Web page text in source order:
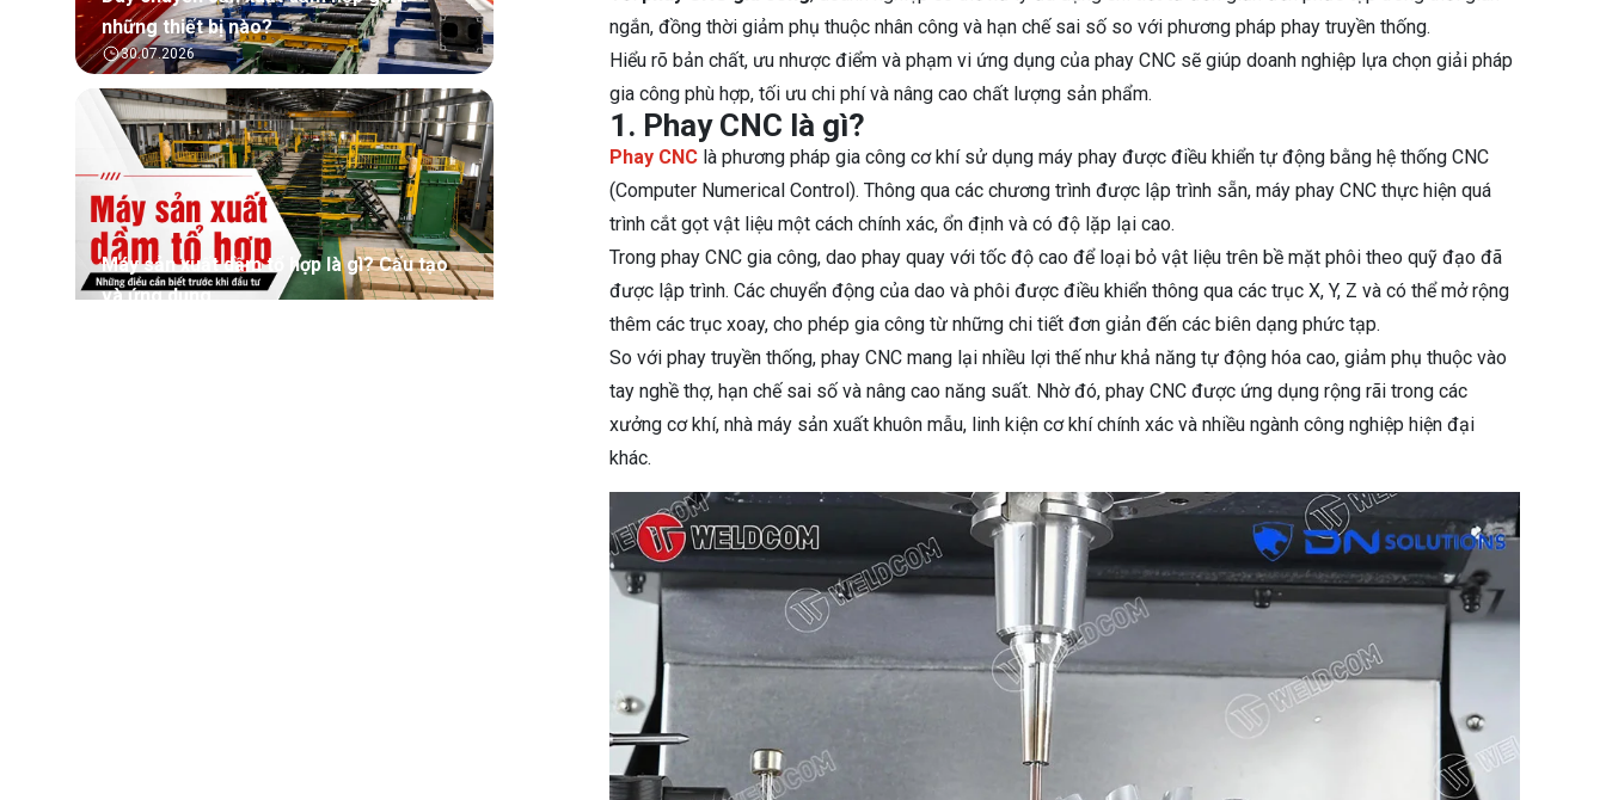
những thiết bị nào?
30.07.2026
Máy sản xuất dầm tổ hợp là gì? Cấu tạo
và ứng dụng
ngắn, đồng thời giảm phụ thuộc nhân công và hạn chế sai số so với phương pháp phay truyền thống.
Hiểu rõ bản chất, ưu nhược điểm và phạm vi ứng dụng của phay CNC sẽ giúp doanh nghiệp lựa chọn giải pháp
gia công phù hợp, tối ưu chi phí và nâng cao chất lượng sản phẩm.
1. Phay CNC là gì?
Phay CNC là phương pháp gia công cơ khí sử dụng máy phay được điều khiển tự động bằng hệ thống CNC
(Computer Numerical Control). Thông qua các chương trình được lập trình sẵn, máy phay CNC thực hiện quá
trình cắt gọt vật liệu một cách chính xác, ổn định và có độ lặp lại cao.
Trong phay CNC gia công, dao phay quay với tốc độ cao để loại bỏ vật liệu trên bề mặt phôi theo quỹ đạo đã
được lập trình. Các chuyển động của dao và phôi được điều khiển thông qua các trục X, Y, Z và có thể mở rộng
thêm các trục xoay, cho phép gia công từ những chi tiết đơn giản đến các biên dạng phức tạp.
So với phay truyền thống, phay CNC mang lại nhiều lợi thế như khả năng tự động hóa cao, giảm phụ thuộc vào
tay nghề thợ, hạn chế sai số và nâng cao năng suất. Nhờ đó, phay CNC được ứng dụng rộng rãi trong các
xưởng cơ khí, nhà máy sản xuất khuôn mẫu, linh kiện cơ khí chính xác và nhiều ngành công nghiệp hiện đại
khác.